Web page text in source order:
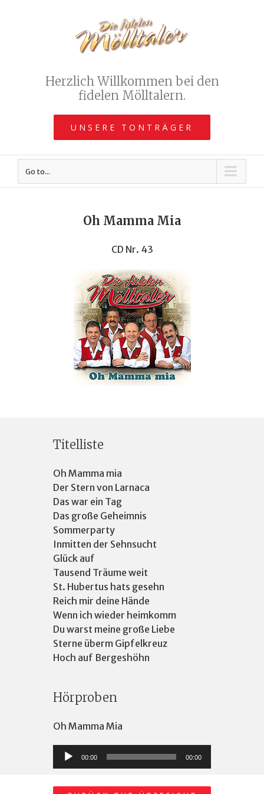
Herzlich Willkommen bei den
fidelen Mölltalern.
UNSERE TONTRÄGER
Go to...
Oh Mamma Mia
CD Nr. 43
Titelliste
Oh Mamma mia
Der Stern von Larnaca
Das war ein Tag
Das große Geheimnis
Sommerparty
Inmitten der Sehnsucht
Glück auf
Tausend Träume weit
St. Hubertus hats gesehn
Reich mir deine Hände
Wenn ich wieder heimkomm
Du warst meine große Liebe
Sterne überm Gipfelkreuz
Hoch auf Bergeshöhn
Hörproben
Oh Mamma Mia
Audio-
Player
00:00 00:00